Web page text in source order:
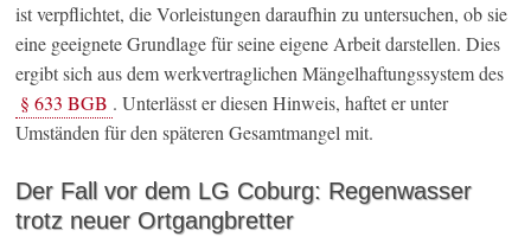
ist verpflichtet, die Vorleistungen daraufhin zu untersuchen, ob sie
eine geeignete Grundlage für seine eigene Arbeit darstellen. Dies
ergibt sich aus dem werkvertraglichen Mängelhaftungssystem des
§ 633 BGB . Unterlässt er diesen Hinweis, haftet er unter
Umständen für den späteren Gesamtmangel mit.
Der Fall vor dem LG Coburg: Regenwasser
trotz neuer Ortgangbretter